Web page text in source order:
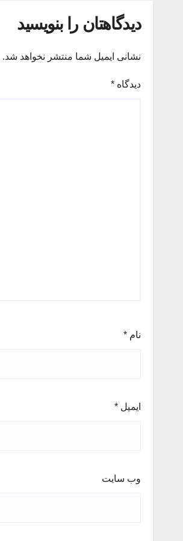
دیدگاهتان را بنویسید
نشانی ایمیل شما منتشر نخواهد شد.
دیدگاه *
نام *
ایمیل *
وب‌ سایت